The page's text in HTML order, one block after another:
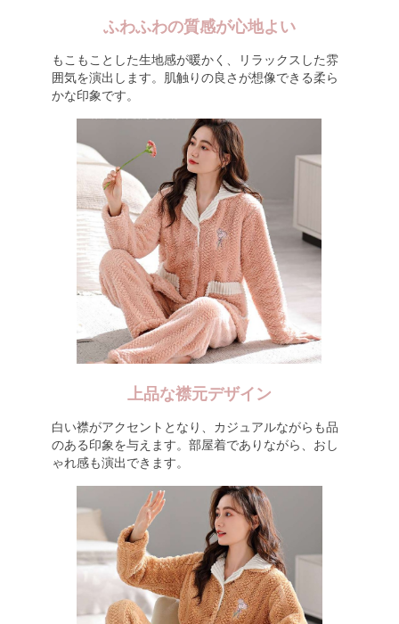
ふわふわの質感が心地よい
もこもことした生地感が暖かく、リラックスした雰
囲気を演出します。肌触りの良さが想像できる柔ら
かな印象です。
上品な襟元デザイン
白い襟がアクセントとなり、カジュアルながらも品
のある印象を与えます。部屋着でありながら、おし
ゃれ感も演出できます。